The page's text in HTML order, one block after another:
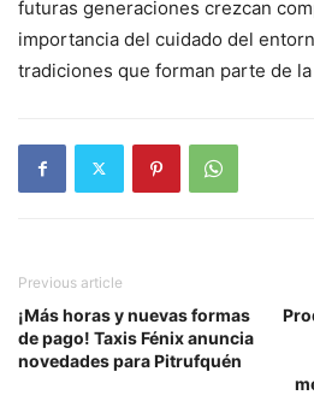
futuras generaciones crezcan
importancia del cuidado del
tradiciones que forman parte de
Previous article
¡Más horas y nuevas formas
de pago! Taxis Fénix anuncia
novedades para Pitrufquén